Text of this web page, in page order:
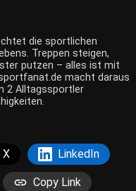
die sportlichen
Treppen steigen,
putzen – alles ist mit
macht daraus
2 Alltagssportler
X LinkedIn
Copy Link